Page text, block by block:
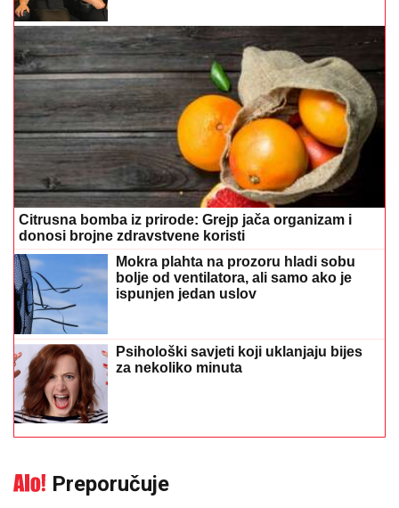
Citrusna bomba iz prirode: Grejp jača organizam i
donosi brojne zdravstvene koristi
Mokra plahta na prozoru hladi sobu
bolje od ventilatora, ali samo ako je
ispunjen jedan uslov
Psihološki savjeti koji uklanjaju bijes
za nekoliko minuta
Preporučuje